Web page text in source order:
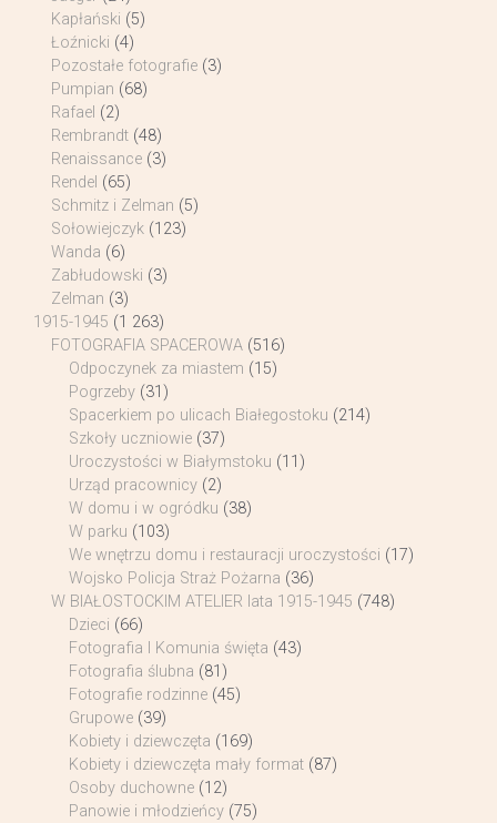
Kapłański (5)
Łoźnicki (4)
Pozostałe fotografie (3)
Pumpian (68)
Rafael (2)
Rembrandt (48)
Renaissance (3)
Rendel (65)
Schmitz i Zelman (5)
Sołowiejczyk (123)
Wanda (6)
Zabłudowski (3)
Zelman (3)
1915-1945 (1 263)
FOTOGRAFIA SPACEROWA (516)
Odpoczynek za miastem (15)
Pogrzeby (31)
Spacerkiem po ulicach Białegostoku (214)
Szkoły uczniowie (37)
Uroczystości w Białymstoku (11)
Urząd pracownicy (2)
W domu i w ogródku (38)
W parku (103)
We wnętrzu domu i restauracji uroczystości (17)
Wojsko Policja Straż Pożarna (36)
W BIAŁOSTOCKIM ATELIER lata 1915-1945 (748)
Dzieci (66)
Fotografia I Komunia święta (43)
Fotografia ślubna (81)
Fotografie rodzinne (45)
Grupowe (39)
Kobiety i dziewczęta (169)
Kobiety i dziewczęta mały format (87)
Osoby duchowne (12)
Panowie i młodzieńcy (75)